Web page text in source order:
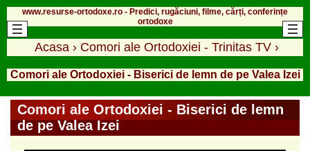
www.resurse-ortodoxe.ro - Predici, rugăciuni, filme, cărți, conferințe
ortodoxe
Acasa › Comori ale Ortodoxiei - Trinitas TV ›
Comori ale Ortodoxiei - Biserici de lemn de pe Valea Izei
Comori ale Ortodoxiei - Biserici de lemn
de pe Valea Izei